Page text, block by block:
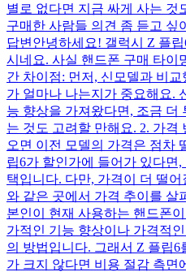
별로 없다면 지금 싸게 사는 것
구매한 사람들 의견 좀 듣고 싶
답변 안녕하세요! 갤럭시 Z 플
시네요. 사실 핸드폰 구매 타이
간 차이점: 먼저, 신모델과 비교
가 얼마나 나는지가 중요해요.
능 향상을 가져왔다면, 조금 더
는 것도 고려할 만해요. 2. 가격
오면 이전 모델의 가격은 점차
립6가 할인가에 들어가 있다면
택입니다. 다만, 가격이 더 떨
와 같은 곳에서 가격 추이를 살
본인이 현재 사용하는 핸드폰
가적인 기능 향상이나 가격적
의 방법입니다. 그래서 Z 플립6
가 크지 않다면 비용 절감 측면